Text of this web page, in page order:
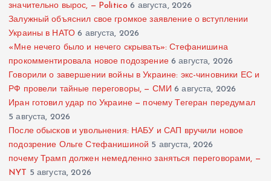
значительно вырос, — Politico 6 августа, 2026
Залужный объяснил свое громкое заявление о вступлении
Украины в НАТО 6 августа, 2026
«Мне нечего было и нечего скрывать»: Стефанишина
прокомментировала новое подозрение 6 августа, 2026
Говорили о завершении войны в Украине: экс-чиновники ЕС и
РФ провели тайные переговоры, — СМИ 6 августа, 2026
Иран готовил удар по Украине — почему Тегеран передумал
5 августа, 2026
После обысков и увольнения: НАБУ и САП вручили новое
подозрение Ольге Стефанишиной 5 августа, 2026
почему Трамп должен немедленно заняться переговорами, —
NYT 5 августа, 2026